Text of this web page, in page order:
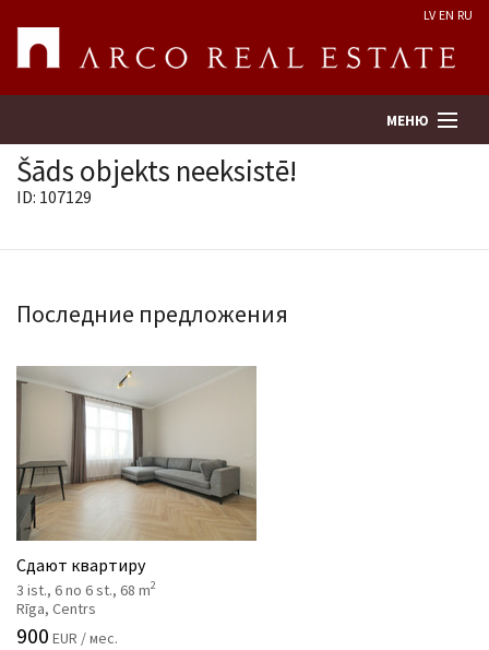
LV EN RU
МЕНЮ
Предприятие
Услуги
Kонтакты
Šāds objekts neeksistē!
ID: 107129
Последние предложения
Сдают квартиру
3 ist., 6 no 6 st., 68 m2
Rīga, Centrs
900 EUR / мес.